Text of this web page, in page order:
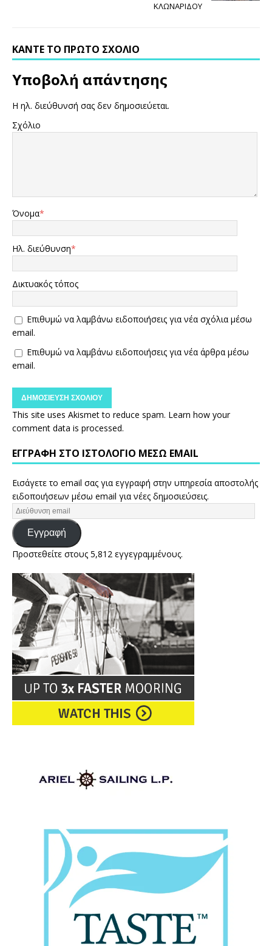
ΚΛΩΝΑΡΙΔΟΥ
ΚΆΝΤΕ ΤΟ ΠΡΏΤΟ ΣΧΌΛΙΟ
Υποβολή απάντησης
Η ηλ. διεύθυνσή σας δεν δημοσιεύεται.
Σχόλιο
Όνομα*
Ηλ. διεύθυνση*
Δικτυακός τόπος
Επιθυμώ να λαμβάνω ειδοποιήσεις για νέα σχόλια μέσω
email.
Επιθυμώ να λαμβάνω ειδοποιήσεις για νέα άρθρα μέσω
email.
This site uses Akismet to reduce spam. Learn how your
comment data is processed.
ΕΓΓΡΑΦΉ ΣΤΟ ΙΣΤΟΛΌΓΙΟ ΜΈΣΩ EMAIL
Εισάγετε το email σας για εγγραφή στην υπηρεσία αποστολής
ειδοποιήσεων μέσω email για νέες δημοσιεύσεις.
Εγγραφή
Προστεθείτε στους 5,812 εγγεγραμμένους.